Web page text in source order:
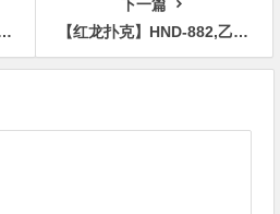
下一篇
【红龙扑克】HND-882,乙叶カレン(乙叶可怜，Otoha-Karen)最新作品2020/09/25发布！